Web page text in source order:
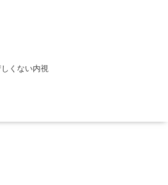
くない内視